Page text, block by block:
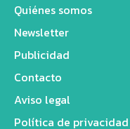
Quiénes somos
Newsletter
Publicidad
Contacto
Aviso legal
Política de privacidad